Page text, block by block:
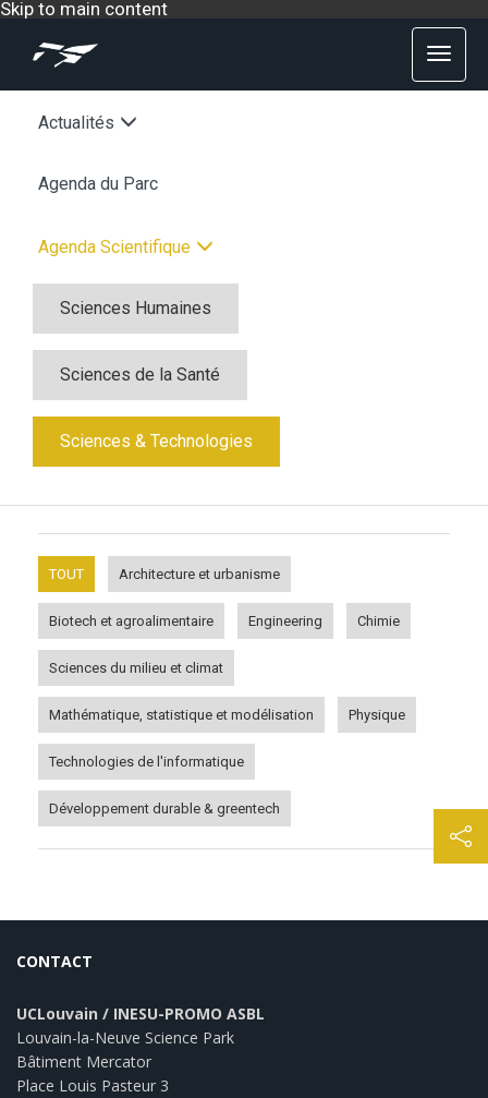
Skip to main content
Actualités
Agenda du Parc
Agenda Scientifique
Sciences Humaines
Sciences de la Santé
Sciences & Technologies
TOUT Architecture et urbanisme
Biotech et agroalimentaire Engineering Chimie
Sciences du milieu et climat
Mathématique, statistique et modélisation Physique
Technologies de l'informatique
Développement durable & greentech
CONTACT
UCLouvain / INESU-PROMO ASBL
Louvain-la-Neuve Science Park
Bâtiment Mercator
Place Louis Pasteur 3